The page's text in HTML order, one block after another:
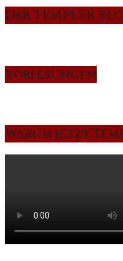
Der TEMPLER
Vorlesungen
Warum jetzt